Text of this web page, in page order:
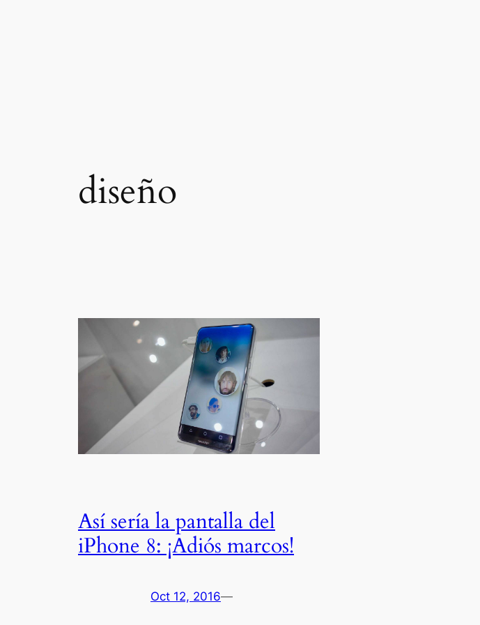
diseño
Así sería la pantalla del
iPhone 8: ¡Adiós marcos!
Oct 12, 2016—